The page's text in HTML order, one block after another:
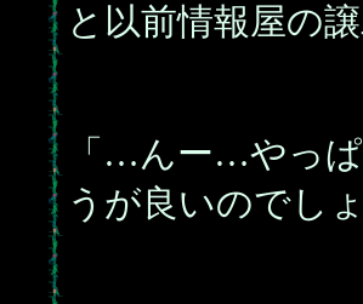
と以前情報屋の
「…んー…やっ
うが良いのでしょ